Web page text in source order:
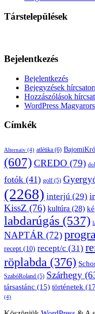
Társtelepülések
Bejelentkezés
Bejelentkezés
Bejegyzések
Hozzászólások
WordPress
Címkék
Alternaiv (4) atlétika (6)
(607)CREDO (79)
fotók (41) golf (5)
(2268) interjú (29)
KissZ (76) kultúra (28)
labdarúgás (537)
NAPTÁR (72)
recept (10) recept/c (31)
röplabda (376)
SzabóRoland (5) Szárhegy
társastánc (15) történetek
(4)